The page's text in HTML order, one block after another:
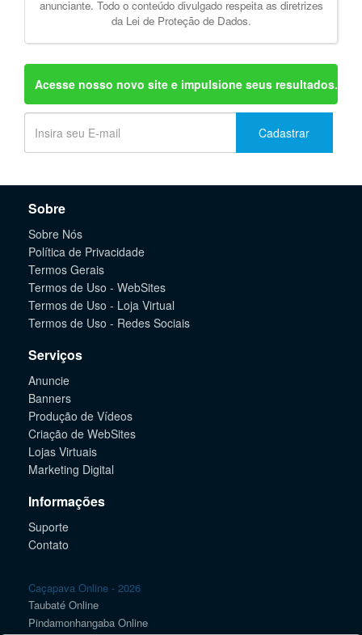
anunciante. Todo o conteúdo divulgado respeita as diretrizes
da Lei de Proteção de Dados.
Acesse nosso novo site e impulsione seus resultados.
Cadastrar
Sobre
Sobre Nós
Política de Privacidade
Termos Gerais
Termos de Uso - WebSites
Termos de Uso - Loja Virtual
Termos de Uso - Redes Sociais
Serviços
Anuncie
Banners
Produção de Vídeos
Criação de WebSites
Lojas Virtuais
Marketing Digital
Informações
Suporte
Contato
Caçapava Online - 2026
Taubaté Online
Pindamonhangaba Online